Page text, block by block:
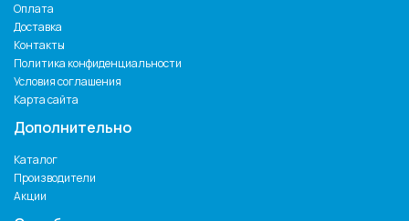
Оплата
Доставка
Контакты
Политика конфиденциальности
Условия соглашения
Карта сайта
Дополнительно
Каталог
Производители
Акции